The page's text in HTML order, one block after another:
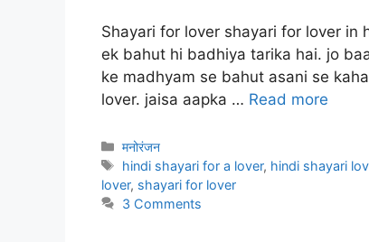
Shayari for lover shayari for lover in
ek bahut hi badhiya tarika hai. jo
ke madhyam se bahut asani se
lover. jaisa aapka … Read more
Categories
मनोरंजन
Tags
hindi shayari for a lover, hindi shayari
lover, shayari for lover
3 Comments